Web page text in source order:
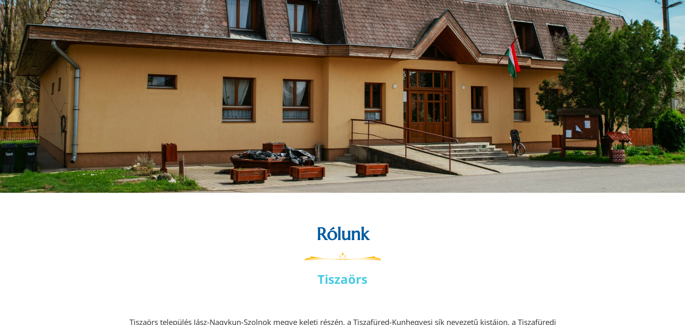
Rólunk
Tiszaörs
Tiszaörs település Jász-Nagykun-Szolnok megye keleti részén, a Tiszafüred-Kunhegyesi sík nevezetű kistájon, a Tiszafüredi